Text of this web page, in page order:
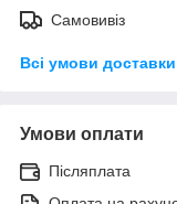
Самовивіз
Всі умови доставки
Умови оплати
Післяплата